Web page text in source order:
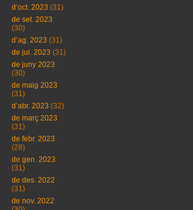
d’oct. 2023 (31)
de set. 2023
(30)
d’ag. 2023 (31)
de jul. 2023 (31)
de juny 2023
(30)
de maig 2023
(31)
d’abr. 2023 (32)
de març 2023
(31)
de febr. 2023
(28)
de gen. 2023
(31)
de des. 2022
(31)
de nov. 2022